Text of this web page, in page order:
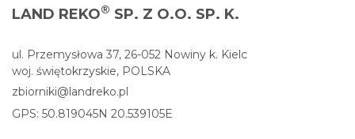
LAND REKO® SP. Z O.O. SP. K.
ul. Przemysłowa 37, 26-052 Nowiny k. Kielc
woj. świętokrzyskie, POLSKA
zbiorniki@landreko.pl
GPS: 50.819045N 20.539105E